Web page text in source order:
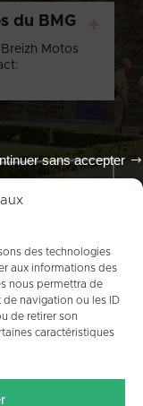
des technologies
aux informations des
nous permettra de
navigation ou les ID
de retirer son
caractéristiques
sans accepter
du BMG
Motos
LÉGALES